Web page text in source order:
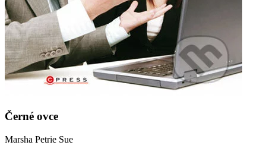
Černé ovce
Marsha Petrie Sue